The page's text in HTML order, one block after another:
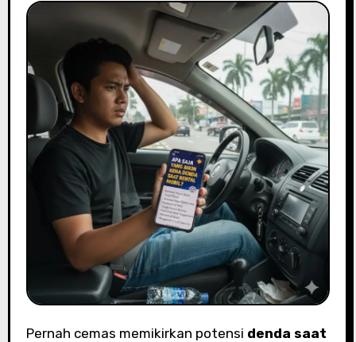
Pernah cemas memikirkan potensi denda saat